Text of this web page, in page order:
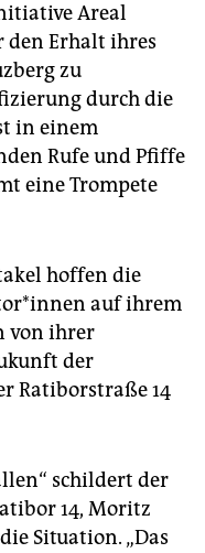
Areal
den Erhalt ihres
zu
durch die
in einem
Rufe und Pfiffe
eine Trompete
hoffen die
auf ihrem
von ihrer
der
Ratiborstraße 14
schildert der
14, Moritz
Situation. „Das